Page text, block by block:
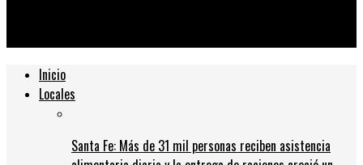
Inicio
Locales
Santa Fe: Más de 31 mil personas reciben asistencia